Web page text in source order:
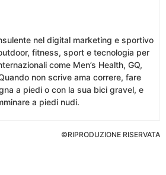
nel digital marketing e sportivo
fitness, sport e tecnologia per
come Men’s Health, GQ,
non scrive ama correre, fare
a piedi o con la sua bici gravel, e
a piedi nudi.
©RIPRODUZIONE RISERVATA